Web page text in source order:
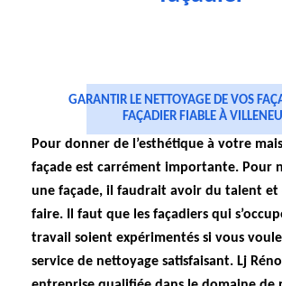
GARANTIR LE NETTOYAGE DE VOS
FAÇADIER FIABLE À
Pour donner de l’esthétique à votre
façade est carrément importante. Pour
une façade, il faudrait avoir du talent et
faire. Il faut que les façadiers qui
travail soient expérimentés si vous
service de nettoyage satisfaisant. Lj